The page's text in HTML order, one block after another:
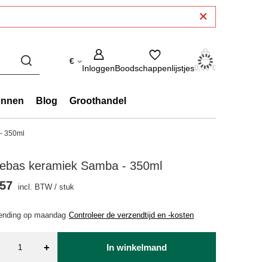
€
InloggenBoodschappenlijstjes0,00 €
Blog Groothandel
350ml
keramiek Samba - 350ml
op maandag Controleer de verzendtijd en -kosten
incl. BTW /stuk
+ In winkelmand